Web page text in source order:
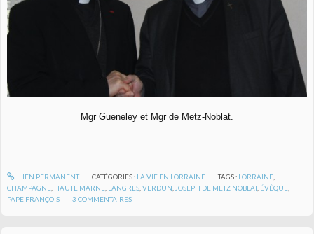
Mgr Gueneley et Mgr de Metz-Noblat.
LIEN PERMANENT CATÉGORIES : LA VIE EN LORRAINE TAGS : LORRAINE
CHAMPAGNE HAUTE MARNE LANGRES ,VERDUN JOSEPH DE METZ NOBLAT, ÉVÊQUE
PAPE FRANÇOIS
3 COMMENTAIRES